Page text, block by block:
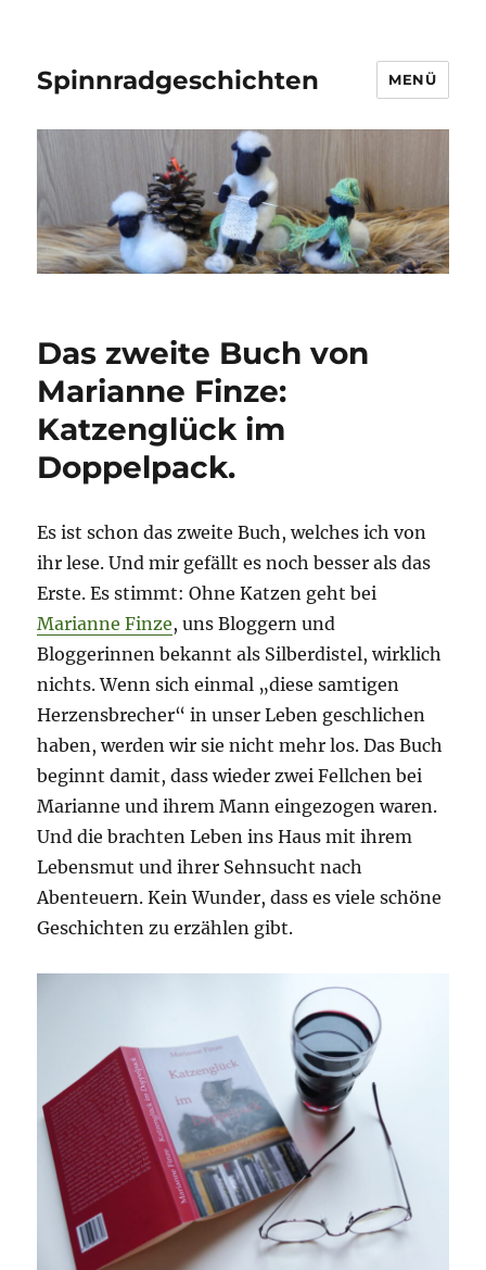
Spinnradgeschichten MENÜ
Das zweite Buch von
Marianne Finze:
Katzenglück im
Doppelpack.
Es ist schon das zweite Buch, welches ich von
ihr lese. Und mir gefällt es noch besser als das
Erste. Es stimmt: Ohne Katzen geht bei
Marianne Finze, uns Bloggern und
Bloggerinnen bekannt als Silberdistel, wirklich
nichts. Wenn sich einmal „diese samtigen
Herzensbrecher“ in unser Leben geschlichen
haben, werden wir sie nicht mehr los. Das Buch
beginnt damit, dass wieder zwei Fellchen bei
Marianne und ihrem Mann eingezogen waren.
Und die brachten Leben ins Haus mit ihrem
Lebensmut und ihrer Sehnsucht nach
Abenteuern. Kein Wunder, dass es viele schöne
Geschichten zu erzählen gibt.